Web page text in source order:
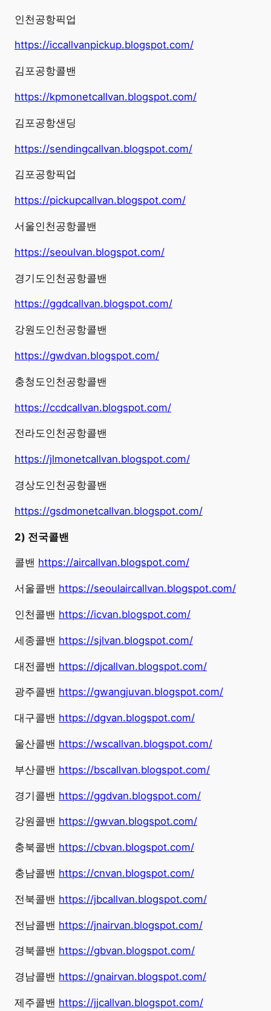
인천공항픽업
https://iccallvanpickup.blogspot.com/
김포공항콜밴
https://kpmonetcallvan.blogspot.com/
김포공항샌딩
https://sendingcallvan.blogspot.com/
김포공항픽업
https://pickupcallvan.blogspot.com/
서울인천공항콜밴
https://seoulvan.blogspot.com/
경기도인천공항콜밴
https://ggdcallvan.blogspot.com/
강원도인천공항콜밴
https://gwdvan.blogspot.com/
충청도인천공항콜밴
https://ccdcallvan.blogspot.com/
전라도인천공항콜밴
https://jlmonetcallvan.blogspot.com/
경상도인천공항콜밴
https://gsdmonetcallvan.blogspot.com/
2) 전국콜밴
콜밴 https://aircallvan.blogspot.com/
서울콜밴 https://seoulaircallvan.blogspot.com/
인천콜밴 https://icvan.blogspot.com/
세종콜밴 https://sjlvan.blogspot.com/
대전콜밴 https://djcallvan.blogspot.com/
광주콜밴 https://gwangjuvan.blogspot.com/
대구콜밴 https://dgvan.blogspot.com/
울산콜밴 https://wscallvan.blogspot.com/
부산콜밴 https://bscallvan.blogspot.com/
경기콜밴 https://ggdvan.blogspot.com/
강원콜밴 https://gwvan.blogspot.com/
충북콜밴 https://cbvan.blogspot.com/
충남콜밴 https://cnvan.blogspot.com/
전북콜밴 https://jbcallvan.blogspot.com/
전남콜밴 https://jnairvan.blogspot.com/
경북콜밴 https://gbvan.blogspot.com/
경남콜밴 https://gnairvan.blogspot.com/
제주콜밴 https://jjcallvan.blogspot.com/